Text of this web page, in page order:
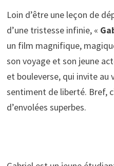
Loin d’être une leçon de
d’une tristesse infinie, «
un film magnifique,
son voyage et son jeune
et bouleverse, qui invite au
sentiment de liberté. Bref,
d’envolées superbes.